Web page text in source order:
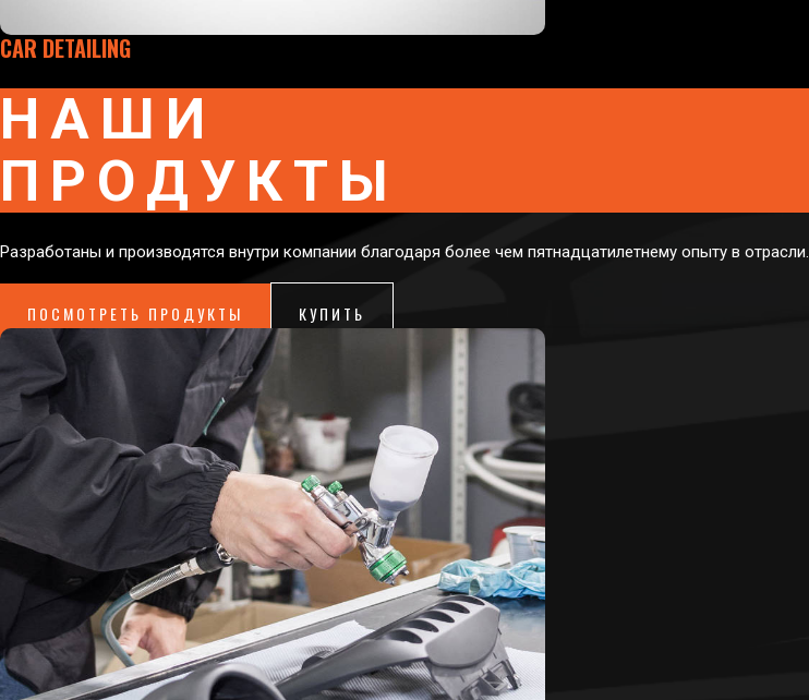
CAR DETAILING
НАШИ
ПРОДУКТЫ
Разработаны и производятся внутри компании благодаря более чем пятнадцатилетнему опыту в отрасли.
ПОСМОТРЕТЬ ПРОДУКТЫ КУПИТЬ